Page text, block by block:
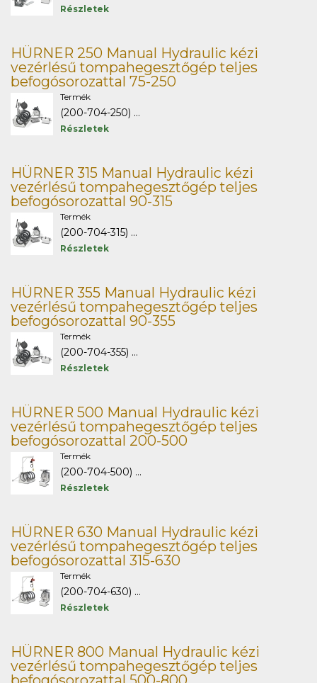
Részletek
HÜRNER 250 Manual Hydraulic kézi
vezérlésű tompahegesztőgép teljes
befogósorozattal 75-250
Termék
(200-704-250) ...
Részletek
HÜRNER 315 Manual Hydraulic kézi
vezérlésű tompahegesztőgép teljes
befogósorozattal 90-315
Termék
(200-704-315) ...
Részletek
HÜRNER 355 Manual Hydraulic kézi
vezérlésű tompahegesztőgép teljes
befogósorozattal 90-355
Termék
(200-704-355) ...
Részletek
HÜRNER 500 Manual Hydraulic kézi
vezérlésű tompahegesztőgép teljes
befogósorozattal 200-500
Termék
(200-704-500) ...
Részletek
HÜRNER 630 Manual Hydraulic kézi
vezérlésű tompahegesztőgép teljes
befogósorozattal 315-630
Termék
(200-704-630) ...
Részletek
HÜRNER 800 Manual Hydraulic kézi
vezérlésű tompahegesztőgép teljes